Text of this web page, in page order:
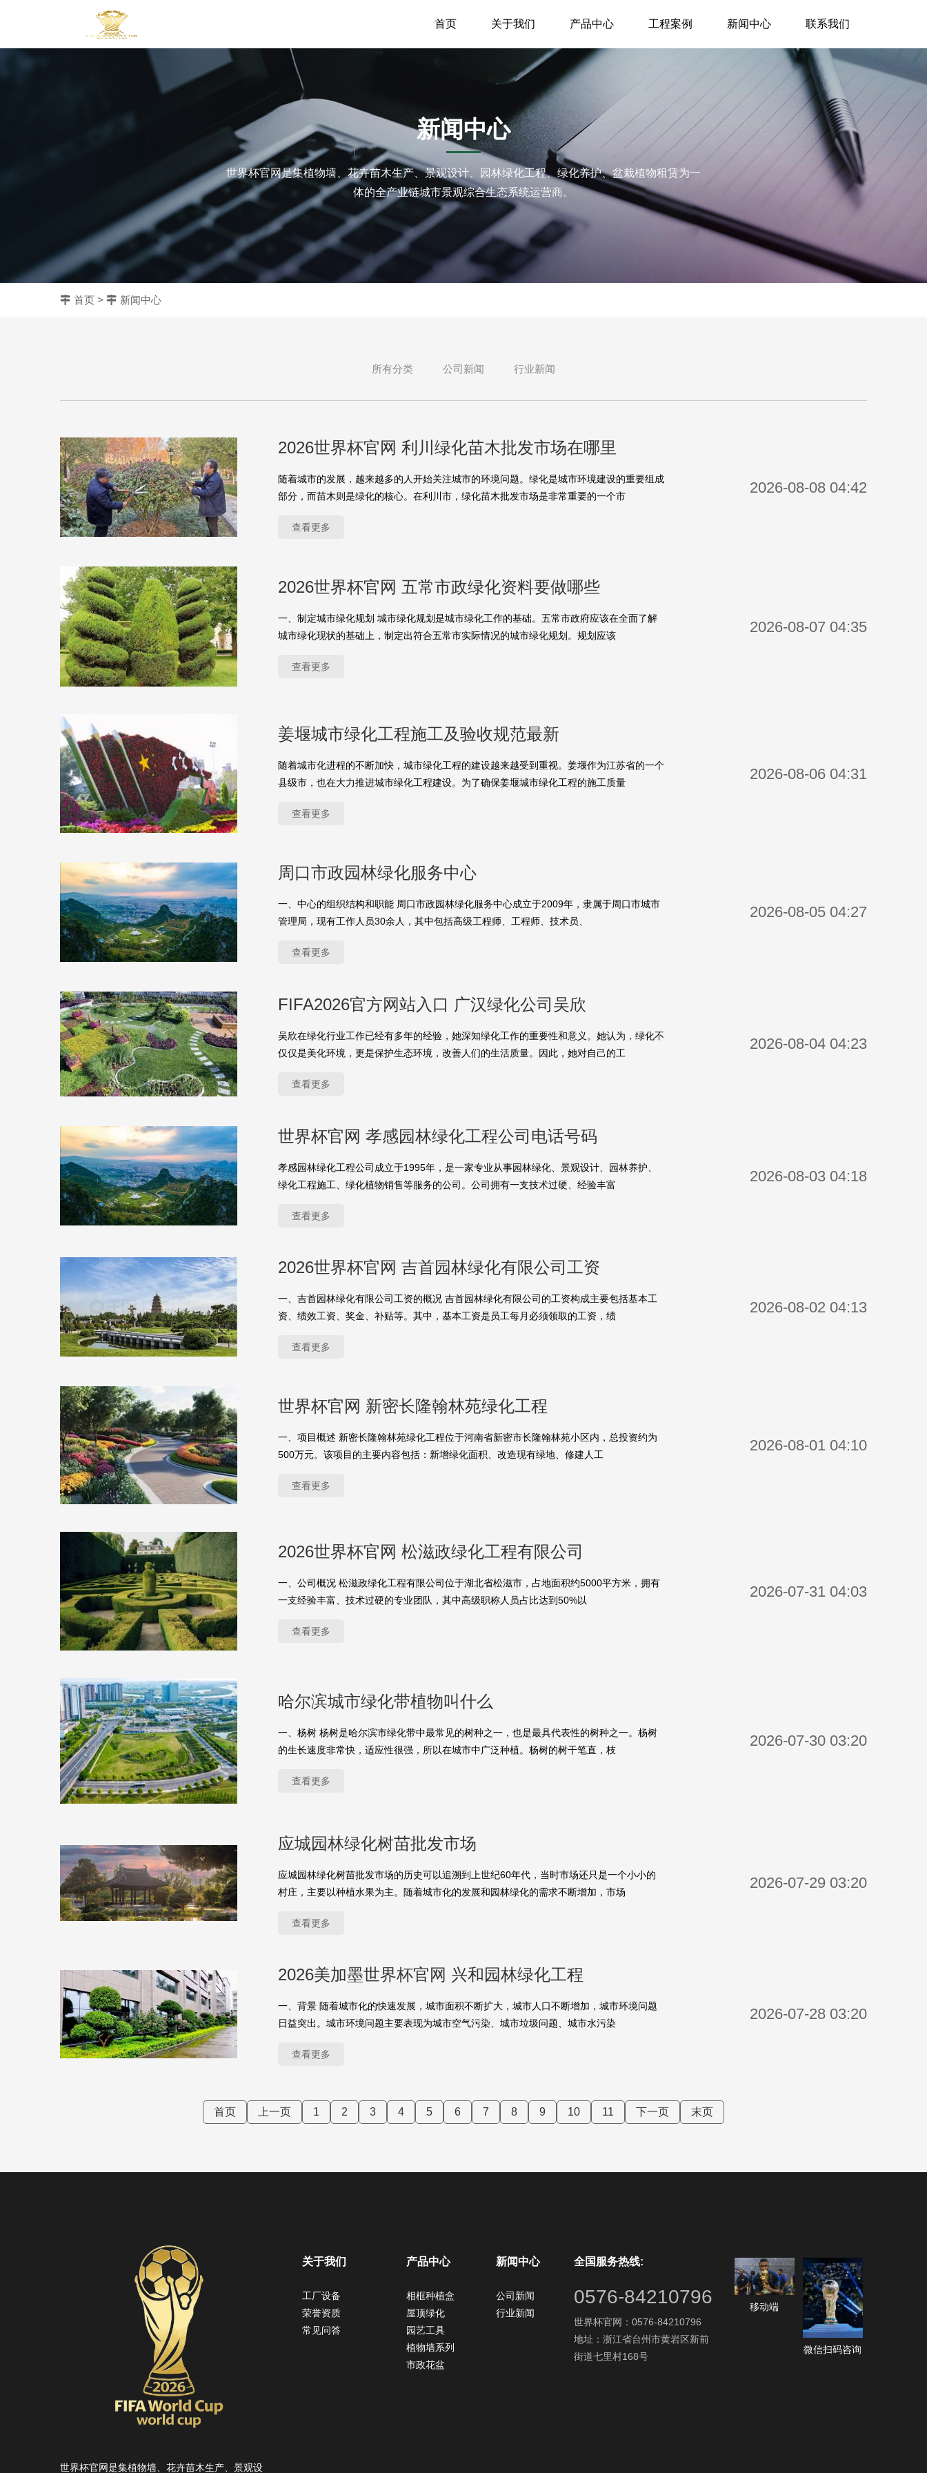
首页 关于我们 产品中心 工程案例 新闻中心 联系我们
新闻中心
世界杯官网是集植物墙、花卉苗木生产、景观设计、园林绿化工程、绿化养护、盆栽植物租赁为一
体的全产业链城市景观综合生态系统运营商。
首页 > 新闻中心
所有分类 公司新闻 行业新闻
2026世界杯官网 利川绿化苗木批发市场在哪里
随着城市的发展，越来越多的人开始关注城市的环境问题。绿化是城市环境建设的重要组成
部分，而苗木则是绿化的核心。在利川市，绿化苗木批发市场是非常重要的一个市
查看更多
2026-08-08 04:42
2026世界杯官网 五常市政绿化资料要做哪些
一、制定城市绿化规划 城市绿化规划是城市绿化工作的基础。五常市政府应该在全面了解
城市绿化现状的基础上，制定出符合五常市实际情况的城市绿化规划。规划应该
查看更多
2026-08-07 04:35
姜堰城市绿化工程施工及验收规范最新
随着城市化进程的不断加快，城市绿化工程的建设越来越受到重视。姜堰作为江苏省的一个
县级市，也在大力推进城市绿化工程建设。为了确保姜堰城市绿化工程的施工质量
查看更多
2026-08-06 04:31
周口市政园林绿化服务中心
一、中心的组织结构和职能 周口市政园林绿化服务中心成立于2009年，隶属于周口市城市
管理局，现有工作人员30余人，其中包括高级工程师、工程师、技术员、
查看更多
2026-08-05 04:27
FIFA2026官方网站入口 广汉绿化公司吴欣
吴欣在绿化行业工作已经有多年的经验，她深知绿化工作的重要性和意义。她认为，绿化不
仅仅是美化环境，更是保护生态环境，改善人们的生活质量。因此，她对自己的工
查看更多
2026-08-04 04:23
世界杯官网 孝感园林绿化工程公司电话号码
孝感园林绿化工程公司成立于1995年，是一家专业从事园林绿化、景观设计、园林养护、
绿化工程施工、绿化植物销售等服务的公司。公司拥有一支技术过硬、经验丰富
查看更多
2026-08-03 04:18
2026世界杯官网 吉首园林绿化有限公司工资
一、吉首园林绿化有限公司工资的概况 吉首园林绿化有限公司的工资构成主要包括基本工
资、绩效工资、奖金、补贴等。其中，基本工资是员工每月必须领取的工资，绩
查看更多
2026-08-02 04:13
世界杯官网 新密长隆翰林苑绿化工程
一、项目概述 新密长隆翰林苑绿化工程位于河南省新密市长隆翰林苑小区内，总投资约为
500万元。该项目的主要内容包括：新增绿化面积、改造现有绿地、修建人工
查看更多
2026-08-01 04:10
2026世界杯官网 松滋政绿化工程有限公司
一、公司概况 松滋政绿化工程有限公司位于湖北省松滋市，占地面积约5000平方米，拥有
一支经验丰富、技术过硬的专业团队，其中高级职称人员占比达到50%以
查看更多
2026-07-31 04:03
哈尔滨城市绿化带植物叫什么
一、杨树 杨树是哈尔滨市绿化带中最常见的树种之一，也是最具代表性的树种之一。杨树
的生长速度非常快，适应性很强，所以在城市中广泛种植。杨树的树干笔直，枝
查看更多
2026-07-30 03:20
应城园林绿化树苗批发市场
应城园林绿化树苗批发市场的历史可以追溯到上世纪60年代，当时市场还只是一个小小的
村庄，主要以种植水果为主。随着城市化的发展和园林绿化的需求不断增加，市场
查看更多
2026-07-29 03:20
2026美加墨世界杯官网 兴和园林绿化工程
一、背景 随着城市化的快速发展，城市面积不断扩大，城市人口不断增加，城市环境问题
日益突出。城市环境问题主要表现为城市空气污染、城市垃圾问题、城市水污染
查看更多
2026-07-28 03:20
首页 上一页 1 2 3 4 5 6 7 8 9 10 11 下一页 末页
世界杯官网是集植物墙、花卉苗木生产、景观设
关于我们
工厂设备
荣誉资质
常见问答
产品中心
相框种植盒
屋顶绿化
园艺工具
植物墙系列
市政花盆
新闻中心
公司新闻
行业新闻
全国服务热线:
0576-84210796
世界杯官网：0576-84210796
地址：浙江省台州市黄岩区新前
街道七里村168号
移动端
微信扫码咨询